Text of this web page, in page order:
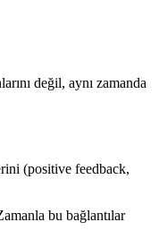
değil, aynı zamanda
(positive feedback,
bu bağlantılar